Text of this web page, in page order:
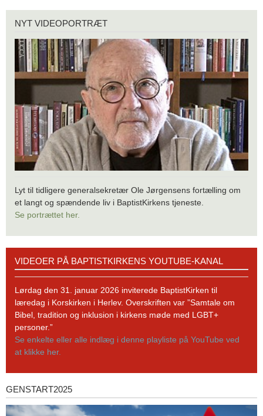
videoportræt
NYT VIDEOPORTRÆT
Lyt til tidligere generalsekretær Ole Jørgensens fortælling om
et langt og spændende liv i BaptistKirkens tjeneste.
Se portrættet her.
BaptistKirkens
YouTube-
kanal
VIDEOER PÅ BAPTISTKIRKENS YOUTUBE-KANAL
Lørdag den 31. januar 2026 inviterede BaptistKirken til
læredag i Korskirken i Herlev. Overskriften var ”Samtale om
Bibel, tradition og inklusion i kirkens møde med LGBT+
personer.”
Se enkelte eller alle indlæg i denne playliste på YouTube ved
at klikke her.
Genstart2025
GENSTART2025